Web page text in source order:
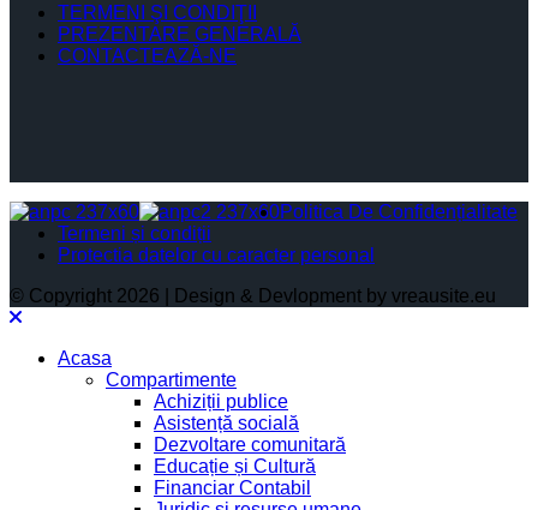
TERMENI ŞI CONDIŢII
PREZENTARE GENERALĂ
CONTACTEAZĂ-NE
Politica De Confidențialitate
Termeni și condiții
Protectia datelor cu caracter personal
© Copyright 2026 | Design & Devlopment by vreausite.eu
Acasa
Compartimente
Achiziții publice
Asistență socială
Dezvoltare comunitară
Educație și Cultură
Financiar Contabil